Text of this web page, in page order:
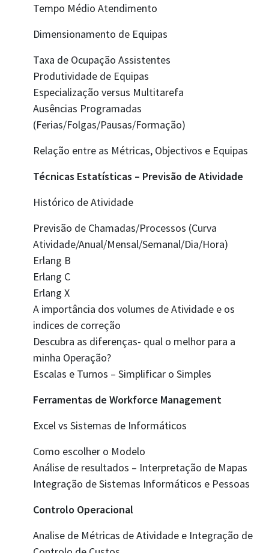
Tempo Médio Atendimento
Dimensionamento de Equipas
Taxa de Ocupação Assistentes
Produtividade de Equipas
Especialização versus Multitarefa
Ausências Programadas
(Ferias/Folgas/Pausas/Formação)
Relação entre as Métricas, Objectivos e Equipas
Técnicas Estatísticas – Previsão de Atividade
Histórico de Atividade
Previsão de Chamadas/Processos (Curva
Atividade/Anual/Mensal/Semanal/Dia/Hora)
Erlang B
Erlang C
Erlang X
A importância dos volumes de Atividade e os
indices de correção
Descubra as diferenças- qual o melhor para a
minha Operação?
Escalas e Turnos – Simplificar o Simples
Ferramentas de Workforce Management
Excel vs Sistemas de Informáticos
Como escolher o Modelo
Análise de resultados – Interpretação de Mapas
Integração de Sistemas Informáticos e Pessoas
Controlo Operacional
Analise de Métricas de Atividade e Integração de